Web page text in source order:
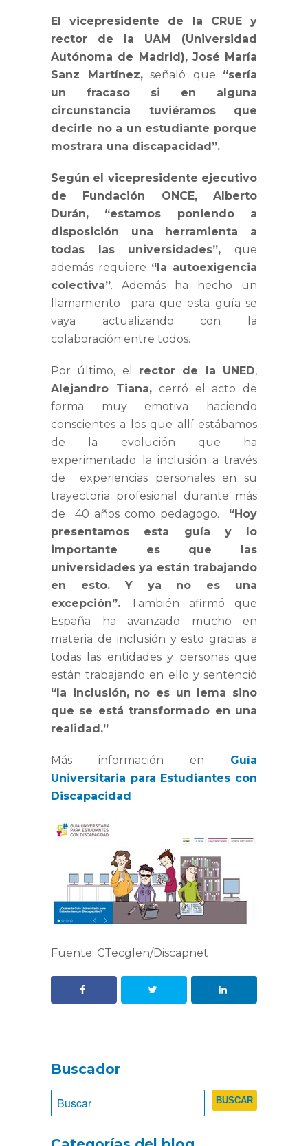
El vicepresidente de la CRUE y
rector de la UAM (Universidad
Autónoma de Madrid), José María
Sanz Martínez,señaló que “sería
un fracaso si en alguna
circunstancia tuviéramos que
decirle no a un estudiante porque
mostrara una discapacidad”.
Según el vicepresidente ejecutivo
de Fundación ONCE, Alberto
Durán, “estamos poniendo a
disposición una herramienta a
todas las universidades”, que
además requiere “la autoexigencia
colectiva”. Además ha hecho un
llamamiento para que esta guía se
vaya actualizando con la
colaboración entre todos.
Por último, el rector de la UNED,
Alejandro Tiana, cerró el acto de
forma muy emotiva haciendo
conscientes a los que allí estábamos
de la evolución que ha
experimentado la inclusión a través
de experiencias personales en su
trayectoria profesional durante más
de 40 años como pedagogo. “Hoy
presentamos esta guía y lo
importante es que las
universidades ya están trabajando
en esto. Y ya no es una
excepción”. También afirmó que
España ha avanzado mucho en
materia de inclusión y esto gracias a
todas las entidades y personas que
están trabajando en ello y sentenció
“la inclusión, no es un lema sino
que se está transformado en una
realidad.”
Más información en Guía
Universitaria para Estudiantes con
Discapacidad
Fuente: CTecglen/Discapnet
Buscador